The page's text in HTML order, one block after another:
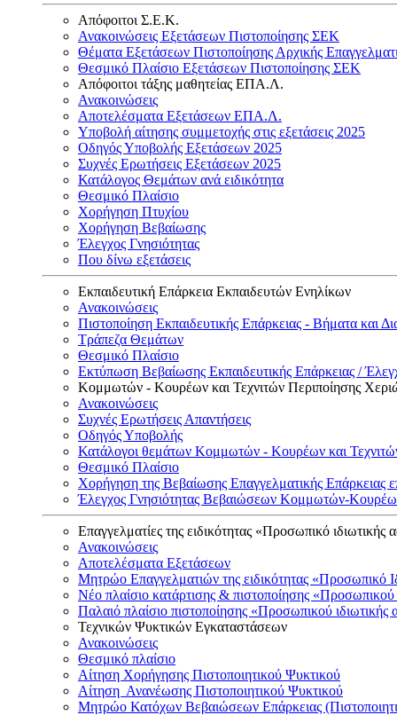
Απόφοιτοι Σ.Ε.Κ.
Ανακοινώσεις Εξετάσεων Πιστοποίησης ΣΕΚ
Θέματα Εξετάσεων Πιστοποίησης Αρχικής
Θεσμικό Πλαίσιο Εξετάσεων Πιστοποίησης ΣΕΚ
Απόφοιτοι τάξης μαθητείας ΕΠΑ.Λ.
Ανακοινώσεις
Αποτελέσματα Εξετάσεων ΕΠΑ.Λ.
Υποβολή αίτησης συμμετοχής στις εξετάσεις 2025
Οδηγός Υποβολής Εξετάσεων 2025
Συχνές Ερωτήσεις Εξετάσεων 2025
Κατάλογος Θεμάτων ανά ειδικότητα
Θεσμικό Πλαίσιο
Χορήγηση Πτυχίου
Χορήγηση Βεβαίωσης
Έλεγχος Γνησιότητας
Που δίνω εξετάσεις
Εκπαιδευτική Επάρκεια Εκπαιδευτών Ενηλίκων
Ανακοινώσεις
Πιστοποίηση Εκπαιδευτικής Επάρκειας - Βήματα και
Τράπεζα Θεμάτων
Θεσμικό Πλαίσιο
Εκτύπωση Βεβαίωσης Εκπαιδευτικής Επάρκειας /
Κομμωτών - Κουρέων και Τεχνιτών Περιποίησης
Ανακοινώσεις
Συχνές Ερωτήσεις Απαντήσεις
Οδηγός Υποβολής
Κατάλογοι θεμάτων Κομμωτών - Κουρέων και
Θεσμικό Πλαίσιο
Χορήγηση της Βεβαίωσης Επαγγελματικής
Έλεγχος Γνησιότητας Βεβαιώσεων Κομμωτών-
Επαγγελματίες της ειδικότητας «Προσωπικό ιδιωτικής
Ανακοινώσεις
Αποτελέσματα Εξετάσεων
Μητρώο Επαγγελματιών της ειδικότητας «Προσωπικό
Νέο πλαίσιο κατάρτισης & πιστοποίησης «Προσωπικού
Παλαιό πλαίσιο πιστοποίησης «Προσωπικού
Τεχνικών Ψυκτικών Εγκαταστάσεων
Ανακοινώσεις
Θεσμικό πλαίσιο
Αίτηση Χορήγησης Πιστοποιητικού Ψυκτικού
Αίτηση Ανανέωσης Πιστοποιητικού Ψυκτικού
Μητρώο Κατόχων Βεβαιώσεων Επάρκειας